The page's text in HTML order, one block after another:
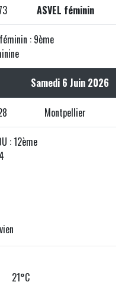
ASVEL féminin
: 9ème
Samedi 6 Juin 2026
Montpellier
: 12ème
21°C